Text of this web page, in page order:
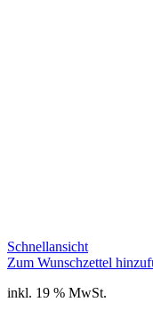
Schnellansicht
Zum Wunschzettel
inkl. 19 % MwSt.